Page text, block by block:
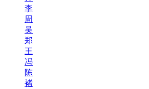
李
周
吴
郑
王
冯
陈
褚